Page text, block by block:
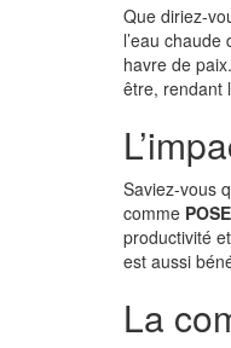
Que diriez-
l’eau
havre de
être, rendant
Saviez-vous
comme
productivité
est aussi
La